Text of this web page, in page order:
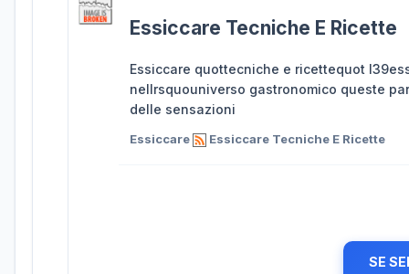
Essiccare Tecniche E Ricette
Essiccare quottecniche e ricettequot
nellrsquouniverso gastronomico queste
delle sensazioni
Essiccare Essiccare Tecniche E Ricette
SE